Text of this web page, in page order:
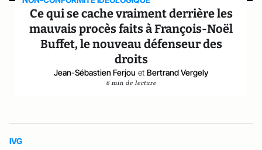
Ce qui se cache vraiment derrière les
mauvais procès faits à François-Noël
Buffet, le nouveau défenseur des
droits
Jean-Sébastien Ferjou et Bertrand Vergely
6 min de lecture
IVG